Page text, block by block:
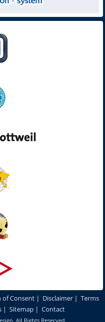
of Consent | Disclaimer | Terms
| Sitemap | Contact
. All Rights Reserved.